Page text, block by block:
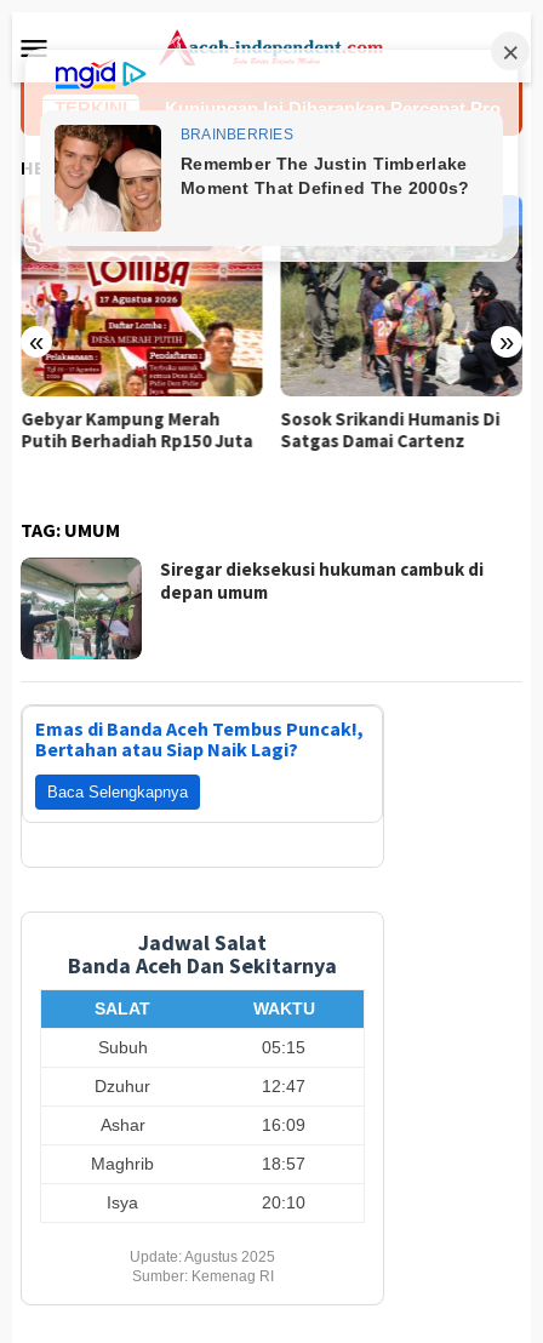
ke
kontenMobile
TERKINI Kunjungan Ini Diharapkan Percepat Proses
HEADLINES
« »
Gebyar Kampung Merah
Putih Berhadiah Rp150 Juta
Sosok Srikandi Humanis Di
Satgas Damai Cartenz
TAG: UMUM
Siregar dieksekusi hukuman cambuk di
depan umum
Emas di Banda Aceh Tembus Puncak!,
Bertahan atau Siap Naik Lagi?
Baca Selengkapnya
Jadwal Salat
Banda Aceh Dan Sekitarnya
SALAT
WAKTU
Subuh
05:15
Dzuhur
12:47
Ashar
16:09
Maghrib
18:57
Isya
20:10
Update: Agustus 2025
Sumber: Kemenag RI